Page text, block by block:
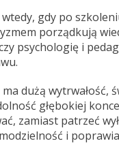
gdy po
porządkują
psychologię i
dużą wytrwałość,
głębokiej
zamiast patrzeć
i